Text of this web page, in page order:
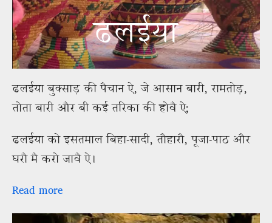
ढलईया
ढलईया बुक्साड़ की पैचान ऐ, जे आसान बारी, रामतोड़,
तोता बारी और बी कई तरिका की होवै ऐ;
ढलईया को इसतमाल बिहा-सादी, तौहारौ, पूजा-पाठ और
घरौ मै करो जावै ऐ।
Read more